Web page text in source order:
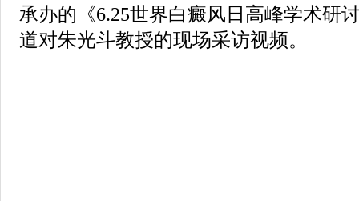
承办的《6.25世界白癜风日高峰学术研
道对朱光斗教授的现场采访视频。